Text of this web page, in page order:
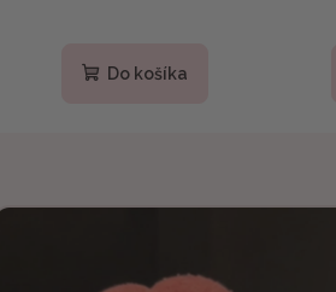
Do košíka